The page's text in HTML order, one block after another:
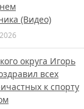
(Видео)
округа Игорь
всех
к спорту